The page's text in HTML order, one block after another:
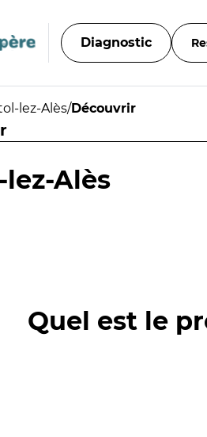
Diagnostic
lez-Alès/Découvrir
Alès
Quel est le